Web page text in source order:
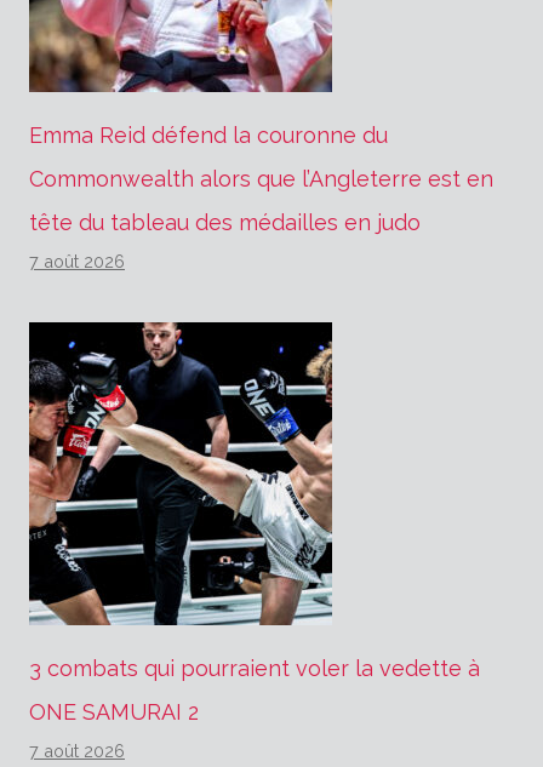
Emma Reid défend la couronne du
Commonwealth alors que l’Angleterre est en
tête du tableau des médailles en judo
7 août 2026
3 combats qui pourraient voler la vedette à
ONE SAMURAI 2
7 août 2026